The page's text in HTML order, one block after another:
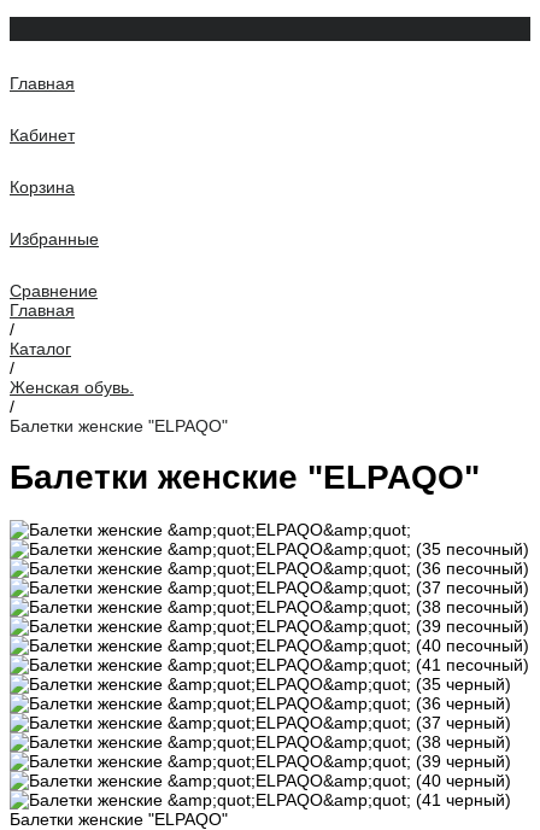
Главная
Кабинет
Корзина
Избранные
Сравнение
Главная
/
Каталог
/
Женская обувь.
/
Балетки женские "ELPAQO"
Балетки женские "ELPAQO"
Балетки женские "ELPAQO"